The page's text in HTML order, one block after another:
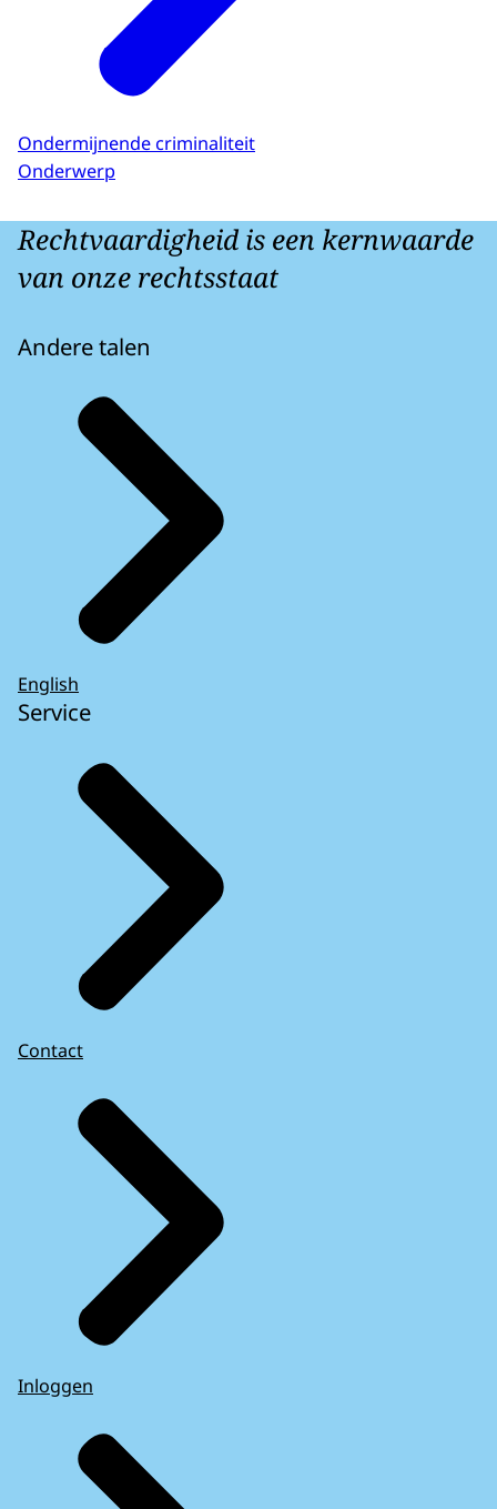
Ondermijnende criminaliteit
Onderwerp
Rechtvaardigheid is een kernwaarde
van onze rechtsstaat
Andere talen
English
Service
Contact
Inloggen